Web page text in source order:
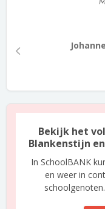
Bekijk het
Blankenstijn
In SchoolBANK
en weer in